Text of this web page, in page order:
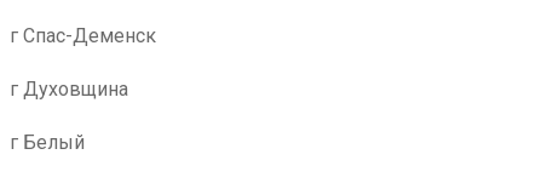
г Спас-Деменск
г Духовщина
г Белый